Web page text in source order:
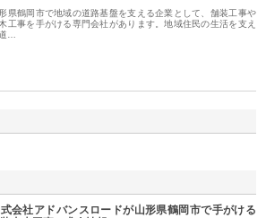
県鶴岡市で地域の道路基盤を支える企業として、舗装工事や
工事を手がける専門会社があります。地域住民の生活を支え
…
会社アドバンスロードが山形県鶴岡市で手がける